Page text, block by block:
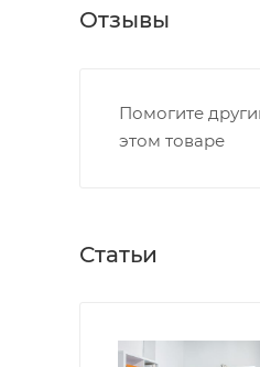
Отзывы
Помогите
этом товаре
Статьи